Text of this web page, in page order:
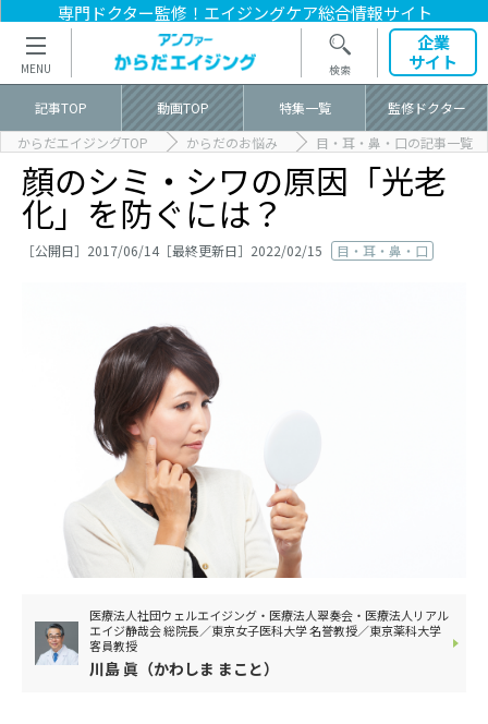
専門ドクター監修！ エイジングケア総合情報サイト
企業
サイト
記事TOP 動画TOP 特集一覧 監修ドクター
記事カテゴリ一覧
目・耳・鼻・口
お腹・お尻・背中
ホルモンバランス メンタルヘルス
食事・睡眠・運動 その他
からだエイジングTOP からだのお悩み 目・耳・鼻・口の記事一覧
顔のシミ・シワの原因「光老
化」を防ぐには？
［公開日］2017/06/14［最終更新日］2022/02/15 目・耳・鼻・口
医療法人社団ウェルエイジング・医療法人翠奏会・医療法人リアル
エイジ静哉会 総院長／東京女子医科大学 名誉教授／東京薬科大学
客員教授
川島 眞（かわしま まこと）